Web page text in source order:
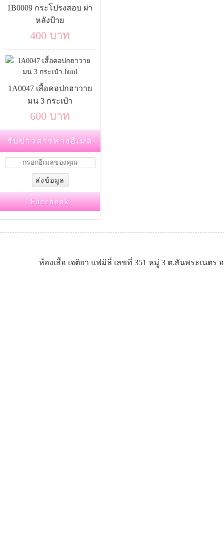
1B0009 กระโปรงสอบ ผ่า
หลังป้าย
400 บาท
1A0047 เสื้อคอปกฮาวาย
มน 3 กระเป๋า
600 บาท
รับข่าวสารทางอีเมล
Facebook
ห้องเสื้อ เจติยา แฟมิลี่ เลขที่ 351 หมู่ 3 ต.สันพระเนตร